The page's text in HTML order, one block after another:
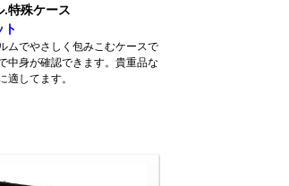
.特殊ケース
ト
ムでやさしく包みこむケースで
中身が確認できます。貴重品な
適してます。